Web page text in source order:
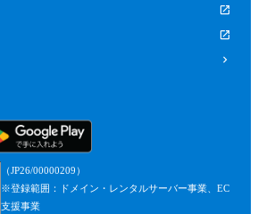
（JP26/00000209）
※登録範囲：ドメイン・レンタルサーバー事業、EC
支援事業